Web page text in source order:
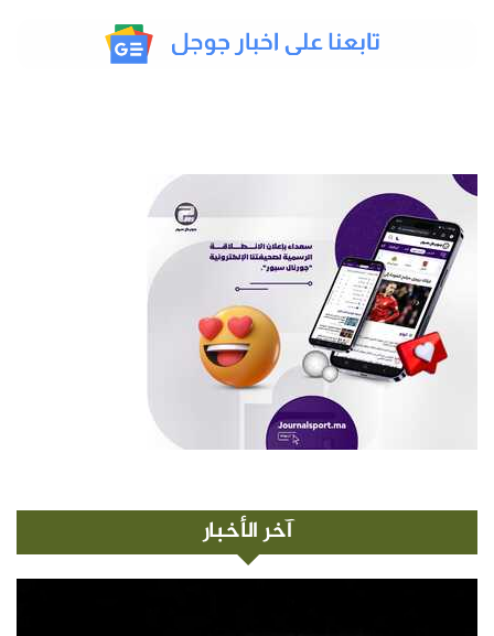
آخر الأخبار